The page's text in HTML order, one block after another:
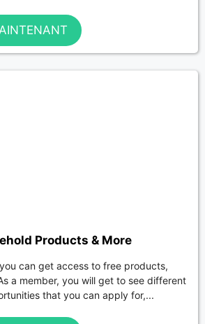
Products & More
can get access to free products,
a member, you will get to see different
that you can apply for,...